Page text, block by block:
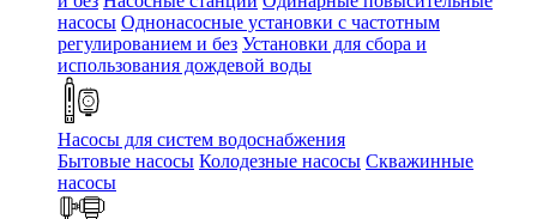
насосы Однонасосные установки с частотным
регулированием и без Установки для сбора и
использования дождевой воды
Насосы для систем водоснабжения
Бытовые насосы Колодезные насосы Скважинные
насосы